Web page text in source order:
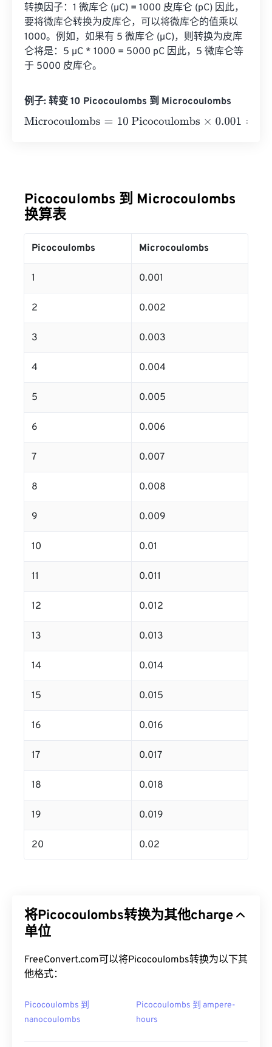
转换因子：1 微库仑 (µC) = 1000 皮库仑 (pC) 因此，
要将微库仑转换为皮库仑，可以将微库仑的值乘以
1000。例如，如果有 5 微库仑 (µC)，则转换为皮库
仑将是：5 µC * 1000 = 5000 pC 因此，5 微库仑等
于 5000 皮库仑。
例子: 转变 10 Picocoulombs 到 Microcoulombs
Microcoulombs=10 Picocoulombs×0.001 =0.01
Picocoulombs 到 Microcoulombs
换算表
Picocoulombs Microcoulombs
1 0.001
2 0.002
3 0.003
4 0.004
5 0.005
6 0.006
7 0.007
8 0.008
9 0.009
10 0.01
11 0.011
12 0.012
13 0.013
14 0.014
15 0.015
16 0.016
17 0.017
18 0.018
19 0.019
20 0.02
将Picocoulombs转换为其他charge
单位
FreeConvert.com可以将Picocoulombs转换为以下其
他格式：
Picocoulombs 到
nanocoulombs
Picocoulombs 到 ampere-
hours